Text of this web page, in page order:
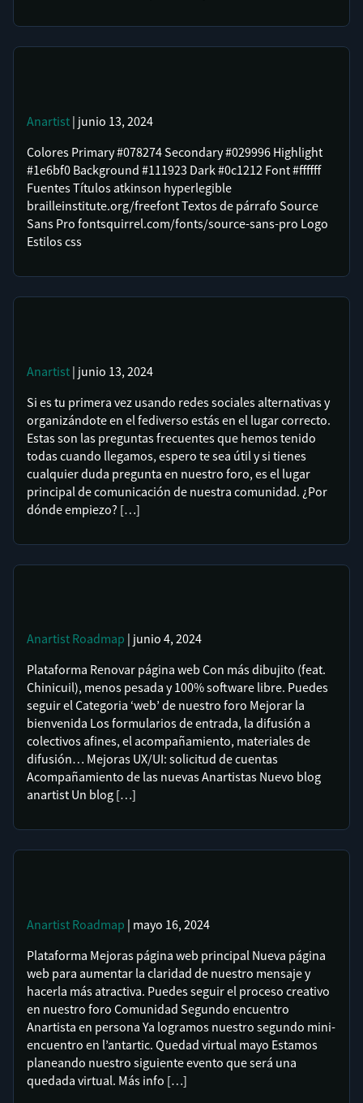
Anartist | junio 13, 2024
Colores Primary #078274 Secondary #029996 Highlight
#1e6bf0 Background #111923 Dark #0c1212 Font #ffffff
Fuentes Títulos atkinson hyperlegible
brailleinstitute.org/freefont Textos de párrafo Source
Sans Pro fontsquirrel.com/fonts/source-sans-pro Logo
Estilos css
Anartist | junio 13, 2024
Si es tu primera vez usando redes sociales alternativas y
organizándote en el fediverso estás en el lugar correcto.
Estas son las preguntas frecuentes que hemos tenido
todas cuando llegamos, espero te sea útil y si tienes
cualquier duda pregunta en nuestro foro, es el lugar
principal de comunicación de nuestra comunidad. ¿Por
dónde empiezo? […]
Anartist Roadmap | junio 4, 2024
Plataforma Renovar página web Con más dibujito (feat.
Chinicuil), menos pesada y 100% software libre. Puedes
seguir el Categoria ‘web’ de nuestro foro Mejorar la
bienvenida Los formularios de entrada, la difusión a
colectivos afines, el acompañamiento, materiales de
difusión… Mejoras UX/UI: solicitud de cuentas
Acompañamiento de las nuevas Anartistas Nuevo blog
anartist Un blog […]
Anartist Roadmap | mayo 16, 2024
Plataforma Mejoras página web principal Nueva página
web para aumentar la claridad de nuestro mensaje y
hacerla más atractiva. Puedes seguir el proceso creativo
en nuestro foro Comunidad Segundo encuentro
Anartista en persona Ya logramos nuestro segundo mini-
encuentro en l’antartic. Quedad virtual mayo Estamos
planeando nuestro siguiente evento que será una
quedada virtual. Más info […]